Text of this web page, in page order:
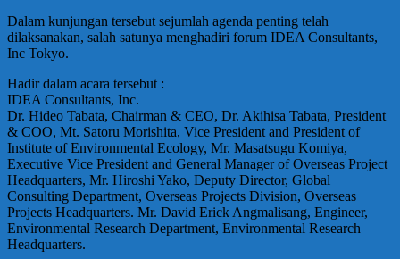
Dalam kunjungan tersebut sejumlah agenda penting telah
dilaksanakan, salah satunya menghadiri forum IDEA Consultants,
Inc Tokyo.
Hadir dalam acara tersebut :
IDEA Consultants, Inc.
Dr. Hideo Tabata, Chairman & CEO, Dr. Akihisa Tabata, President
& COO, Mt. Satoru Morishita, Vice President and President of
Institute of Environmental Ecology, Mr. Masatsugu Komiya,
Executive Vice President and General Manager of Overseas Project
Headquarters, Mr. Hiroshi Yako, Deputy Director, Global
Consulting Department, Overseas Projects Division, Overseas
Projects Headquarters. Mr. David Erick Angmalisang, Engineer,
Environmental Research Department, Environmental Research
Headquarters.